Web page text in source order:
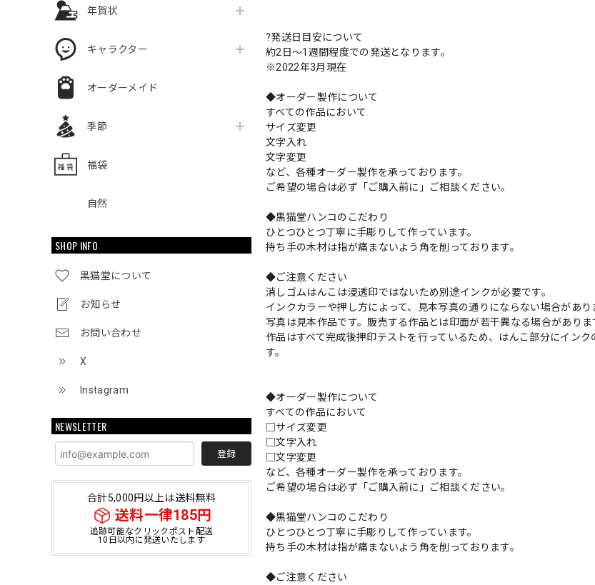
年賀状
キャラクター
オーダーメイド
季節
福袋
自然
SHOP INFO
黒猫堂について
お知らせ
お問い合わせ
X
Instagram
NEWSLETTER
登録
合計5,000円以上は送料無料
送料一律185円
追跡可能なクリックポスト配送
10日以内に発送いたします
?発送日目安について
約2日〜1週間程度での発送となります。
※2022年3月現在
◆オーダー製作について
すべての作品において
サイズ変更
文字入れ
文字変更
など、各種オーダー製作を承っております。
ご希望の場合は必ず「ご購入前に」ご相談ください。
◆黒猫堂ハンコのこだわり
ひとつひとつ丁寧に手彫りして作っています。
持ち手の木材は指が痛まないよう角を削っております。
◆ご注意ください
消しゴムはんこは浸透印ではないため別途インクが必要です。
インクカラーや押し方によって、見本写真の通りにならない場合があり
写真は見本作品です。販売する作品とは印面が若干異なる場合がありま
作品はすべて完成後押印テストを行っているため、はんこ部分にイン
す。
◆オーダー製作について
すべての作品において
□サイズ変更
□文字入れ
□文字変更
など、各種オーダー製作を承っております。
ご希望の場合は必ず「ご購入前に」ご相談ください。
◆黒猫堂ハンコのこだわり
ひとつひとつ丁寧に手彫りして作っています。
持ち手の木材は指が痛まないよう角を削っております。
◆ご注意ください